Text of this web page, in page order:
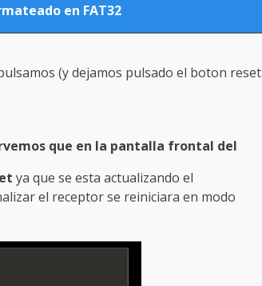
en FAT32
(y dejamos pulsado el boton reset
que en la pantalla frontal del
ya que se esta actualizando el
el receptor se reiniciara en modo